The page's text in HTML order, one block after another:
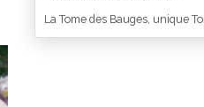
La Tome des Bauges, unique